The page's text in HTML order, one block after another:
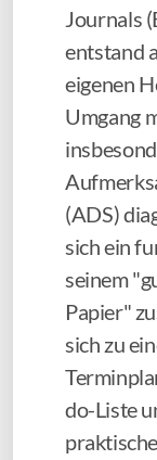
Journals
entstand
eigenen
Umgang
(ADS)
sich ein
seinem
Papier"
sich zu
do-Liste